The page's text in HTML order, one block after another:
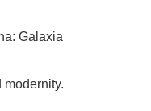
Galaxia